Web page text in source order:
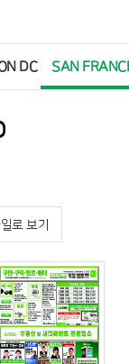
DC SAN
로 보기